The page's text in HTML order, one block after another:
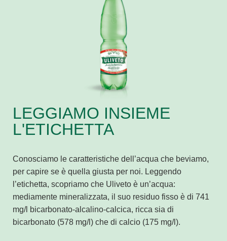
LEGGIAMO INSIEME
L'ETICHETTA
Conosciamo le caratteristiche dell’acqua che beviamo,
per capire se è quella giusta per noi. Leggendo
l’etichetta, scopriamo che Uliveto è un’acqua:
mediamente mineralizzata, il suo residuo fisso è di 741
mg/l bicarbonato-alcalino-calcica, ricca sia di
bicarbonato (578 mg/l) che di calcio (175 mg/l).